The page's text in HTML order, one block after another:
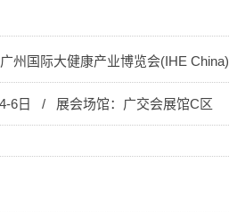
州国际大健康产业博览会(IHE China)
6日 / 展会场馆：广交会展馆C区